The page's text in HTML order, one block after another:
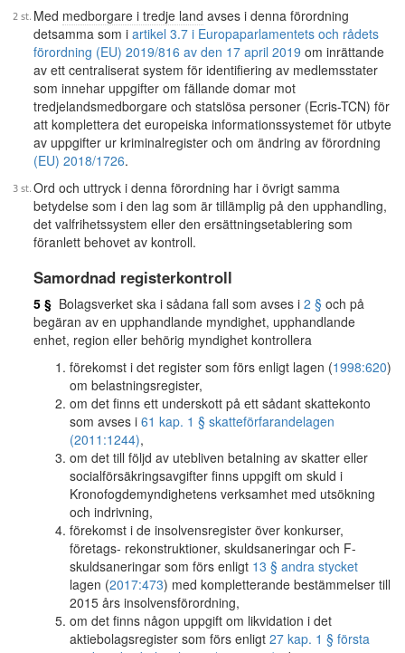
Med medborgare i tredje land avses i denna förordning
detsamma som i artikel 3.7 i Europaparlamentets och rådets
förordning (EU) 2019/816 av den 17 april 2019 om inrättande
av ett centraliserat system för identifiering av medlemsstater
som innehar uppgifter om fällande domar mot
tredjelandsmedborgare och statslösa personer (Ecris-TCN) för
att komplettera det europeiska informationssystemet för utbyte
av uppgifter ur kriminalregister och om ändring av förordning
(EU) 2018/1726.
Ord och uttryck i denna förordning har i övrigt samma
betydelse som i den lag som är tillämplig på den upphandling,
det valfrihetssystem eller den ersättningsetablering som
föranlett behovet av kontroll.
Samordnad registerkontroll
5 § Bolagsverket ska i sådana fall som avses i 2 § och på
begäran av en upphandlande myndighet, upphandlande
enhet, region eller behörig myndighet kontrollera
förekomst i det register som förs enligt lagen (1998:620)
om belastningsregister,
om det finns ett underskott på ett sådant skattekonto
som avses i 61 kap. 1 § skatteförfarandelagen
(2011:1244),
om det till följd av utebliven betalning av skatter eller
socialförsäkringsavgifter finns uppgift om skuld i
Kronofogdemyndighetens verksamhet med utsökning
och indrivning,
förekomst i de insolvensregister över konkurser,
företags- rekonstruktioner, skuldsaneringar och F-
skuldsaneringar som förs enligt 13 § andra stycket
lagen (2017:473) med kompletterande bestämmelser till
2015 års insolvensförordning,
om det finns någon uppgift om likvidation i det
aktiebolagsregister som förs enligt 27 kap. 1 § första